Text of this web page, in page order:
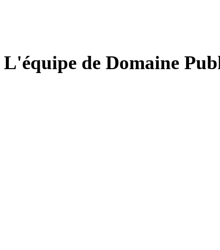
L'équipe de Domaine